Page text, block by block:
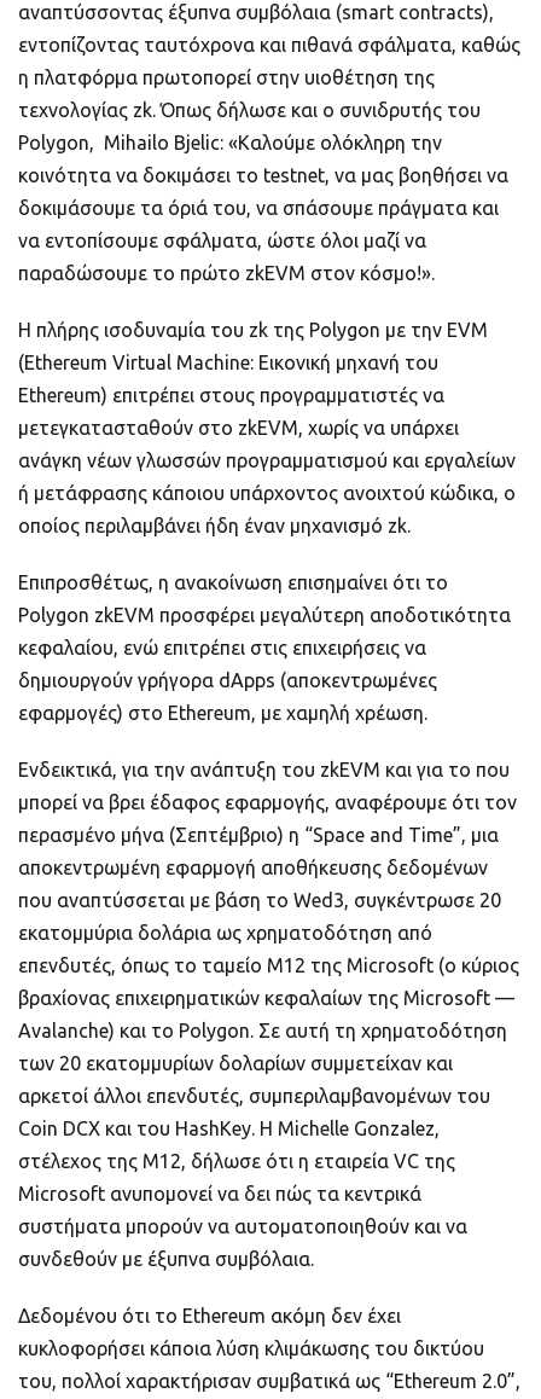
αναπτύσσοντας έξυπνα συμβόλαια (smart contracts),
εντοπίζοντας ταυτόχρονα και πιθανά σφάλματα, καθώς
η πλατφόρμα πρωτοπορεί στην υιοθέτηση της
τεχνολογίας zk. Όπως δήλωσε και ο συνιδρυτής του
Polygon, Mihailo Bjelic: «Καλούμε ολόκληρη την
κοινότητα να δοκιμάσει το testnet, να μας βοηθήσει να
δοκιμάσουμε τα όριά του, να σπάσουμε πράγματα και
να εντοπίσουμε σφάλματα, ώστε όλοι μαζί να
παραδώσουμε το πρώτο zkEVM στον κόσμο!».
Η πλήρης ισοδυναμία του zk της Polygon με την EVM
(Ethereum Virtual Machine: Εικονική μηχανή του
Ethereum) επιτρέπει στους προγραμματιστές να
μετεγκατασταθούν στο zkEVM, χωρίς να υπάρχει
ανάγκη νέων γλωσσών προγραμματισμού και εργαλείων
ή μετάφρασης κάποιου υπάρχοντος ανοιχτού κώδικα, ο
οποίος περιλαμβάνει ήδη έναν μηχανισμό zk.
Επιπροσθέτως, η ανακοίνωση επισημαίνει ότι το
Polygon zkEVM προσφέρει μεγαλύτερη αποδοτικότητα
κεφαλαίου, ενώ επιτρέπει στις επιχειρήσεις να
δημιουργούν γρήγορα dApps (αποκεντρωμένες
εφαρμογές) στο Ethereum, με χαμηλή χρέωση.
Ενδεικτικά, για την ανάπτυξη του zkEVM και για το που
μπορεί να βρει έδαφος εφαρμογής, αναφέρουμε ότι τον
περασμένο μήνα (Σεπτέμβριο) η “Space and Time”, μια
αποκεντρωμένη εφαρμογή αποθήκευσης δεδομένων
που αναπτύσσεται με βάση το Wed3, συγκέντρωσε 20
εκατομμύρια δολάρια ως χρηματοδότηση από
επενδυτές, όπως το ταμείο M12 της Microsoft (ο κύριος
βραχίονας επιχειρηματικών κεφαλαίων της Microsoft —
Avalanche) και το Polygon. Σε αυτή τη χρηματοδότηση
των 20 εκατομμυρίων δολαρίων συμμετείχαν και
αρκετοί άλλοι επενδυτές, συμπεριλαμβανομένων του
Coin DCX και του HashKey. Η Michelle Gonzalez,
στέλεχος της M12, δήλωσε ότι η εταιρεία VC της
Microsoft ανυπομονεί να δει πώς τα κεντρικά
συστήματα μπορούν να αυτοματοποιηθούν και να
συνδεθούν με έξυπνα συμβόλαια.
Δεδομένου ότι το Ethereum ακόμη δεν έχει
κυκλοφορήσει κάποια λύση κλιμάκωσης του δικτύου
του, πολλοί χαρακτήρισαν συμβατικά ως “Ethereum 2.0”,